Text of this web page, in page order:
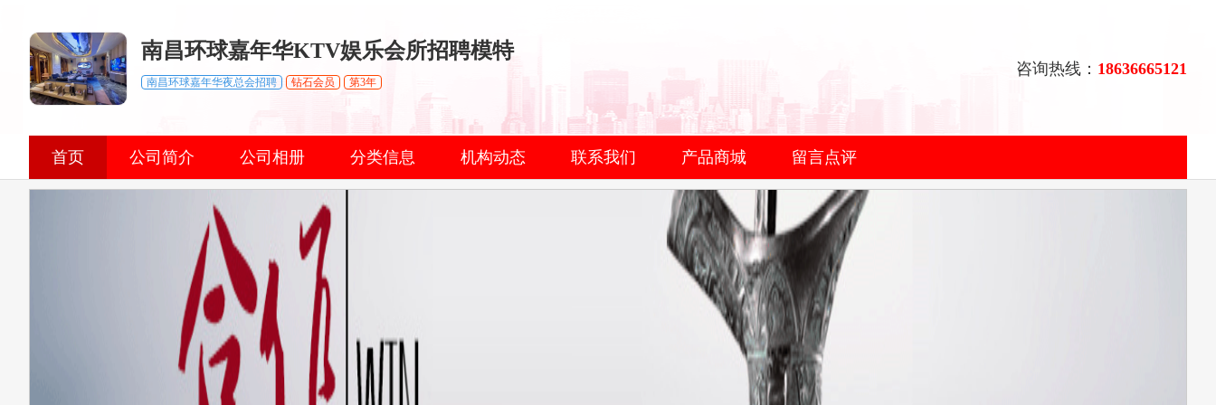
南昌环球嘉年华KTV娱乐会所招聘模特
南昌环球嘉年华夜总会招聘 钻石会员 第3年
咨询热线： 18636665121
首页 公司简介 公司相册 分类信息 机构动态 联系我们 产品商城 留言点评